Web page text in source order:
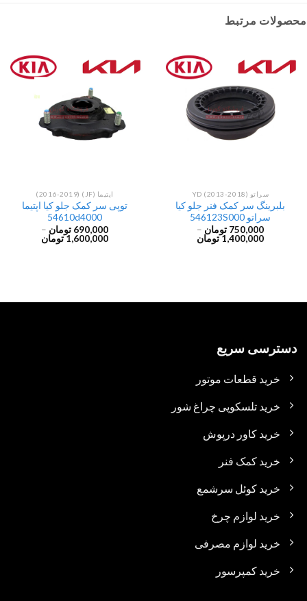
محصولات مرتبط
سراتو YD (2013-2018)
بلبرینگ سر کمک فنر جلو کیا
سراتو 546123S000
750,000 تومان –
1,400,000تومان
اپتیما (JF) (2016-2019)
توپی سر کمک جلو کیا اپتیما
54610d4000
690,000 تومان –
1,600,000تومان
دسترسی سریع
خرید قطعات موتور
خرید تلسکوپی چراغ شور
خرید کاور درپوش
خرید کمک فنر
خرید کوئل سرشمع
خرید لوازم چرخ
خرید لوازم مصرفی
خرید کمپرسور